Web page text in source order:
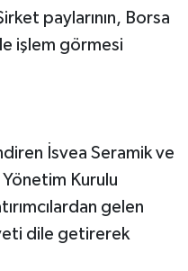
paylarının, Borsa
işlem görmesi
İsvea Seramik ve
Kurulu
gelen
dile getirerek